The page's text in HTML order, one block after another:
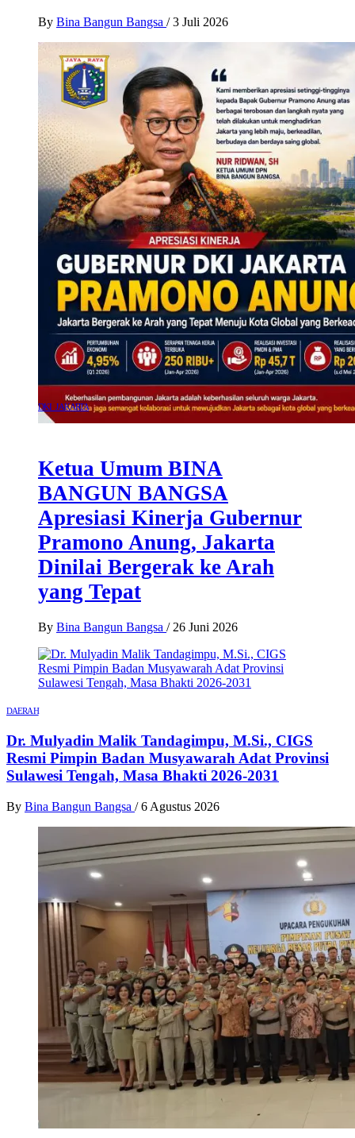
By Bina Bangun Bangsa / 3 Juli 2026
DKI JAKARTA
Ketua Umum BINA
BANGUN BANGSA
Apresiasi Kinerja Gubernur
Pramono Anung, Jakarta
Dinilai Bergerak ke Arah
yang Tepat
By Bina Bangun Bangsa / 26 Juni 2026
DAERAH
Dr. Mulyadin Malik Tandagimpu, M.Si., CIGS
Resmi Pimpin Badan Musyawarah Adat Provinsi
Sulawesi Tengah, Masa Bhakti 2026-2031
By Bina Bangun Bangsa / 6 Agustus 2026